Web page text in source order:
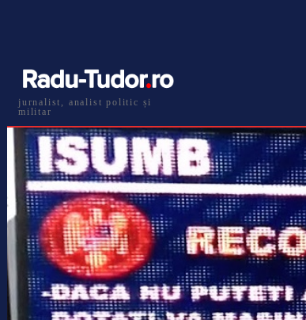
jurnalist, analist politic și
militar